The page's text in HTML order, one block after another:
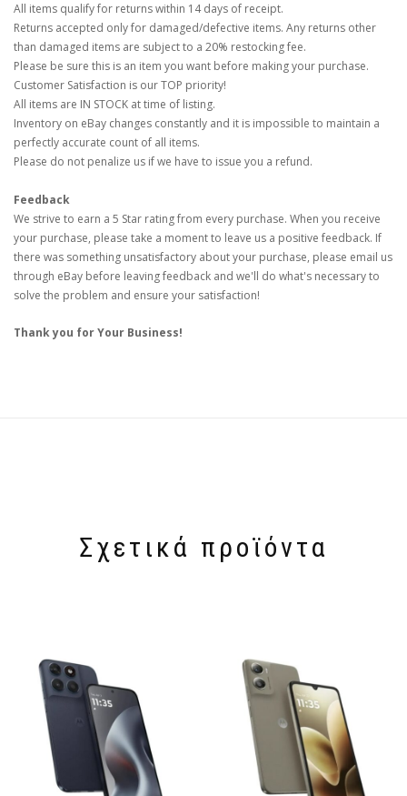
All items qualify for returns within 14 days of receipt.
Returns accepted only for damaged/defective items. Any returns other
than damaged items are subject to a 20% restocking fee.
Please be sure this is an item you want before making your purchase.
Customer Satisfaction is our TOP priority!
All items are IN STOCK at time of listing.
Inventory on eBay changes constantly and it is impossible to maintain a
perfectly accurate count of all items.
Please do not penalize us if we have to issue you a refund.
Feedback
We strive to earn a 5 Star rating from every purchase. When you receive
your purchase, please take a moment to leave us a positive feedback. If
there was something unsatisfactory about your purchase, please email us
through eBay before leaving feedback and we'll do what's necessary to
solve the problem and ensure your satisfaction!
Thank you for Your Business!
Σχετικά προϊόντα